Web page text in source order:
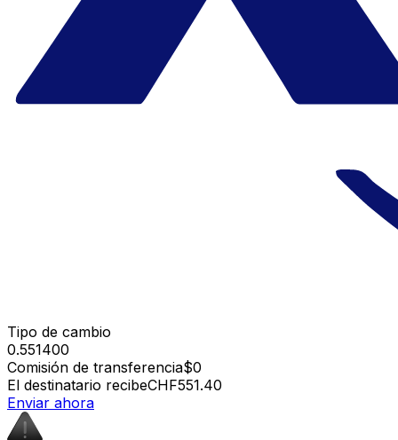
Tipo de cambio
0.551400
Comisión de transferencia$0
El destinatario recibeCHF551.40
Enviar ahora